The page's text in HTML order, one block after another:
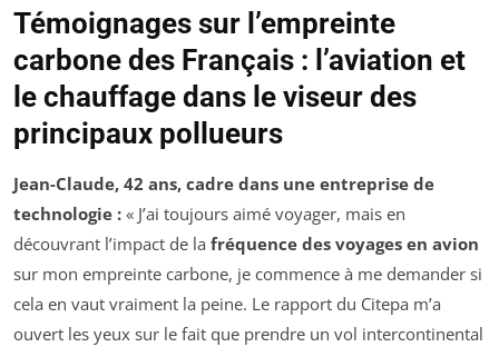
Témoignages sur l’empreinte
carbone des Français : l’aviation et
le chauffage dans le viseur des
principaux pollueurs
Jean-Claude, 42 ans, cadre dans une entreprise de
technologie : « J’ai toujours aimé voyager, mais en
découvrant l’impact de la fréquence des voyages en avion
sur mon empreinte carbone, je commence à me demander si
cela en vaut vraiment la peine. Le rapport du Citepa m’a
ouvert les yeux sur le fait que prendre un vol intercontinental